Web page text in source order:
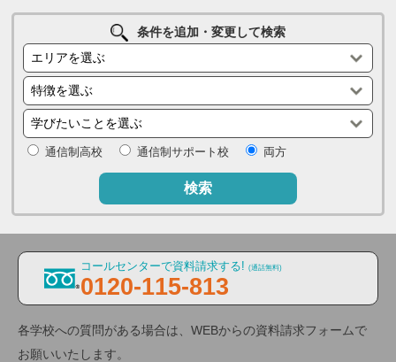
条件を追加・変更して検索
通信制高校 通信制サポート校 両方
検索
コールセンターで資料請求する! (通話無料)
0120-115-813
各学校への質問がある場合は、WEBからの資料請求フォームで
お願いいたします。